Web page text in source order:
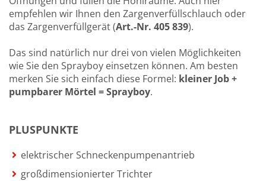
empfehlen wir Ihnen den Zargenverfüllschlauch oder
das Zargenverfüllgerät (Art.-Nr. 405 839).
Das sind natürlich nur drei von vielen Möglichkeiten
wie Sie den Sprayboy einsetzen können. Am besten
merken Sie sich einfach diese Formel: kleiner Job +
pumpbarer Mörtel = Sprayboy.
PLUSPUNKTE
elektrischer Schneckenpumpenantrieb
großdimensionierter Trichter